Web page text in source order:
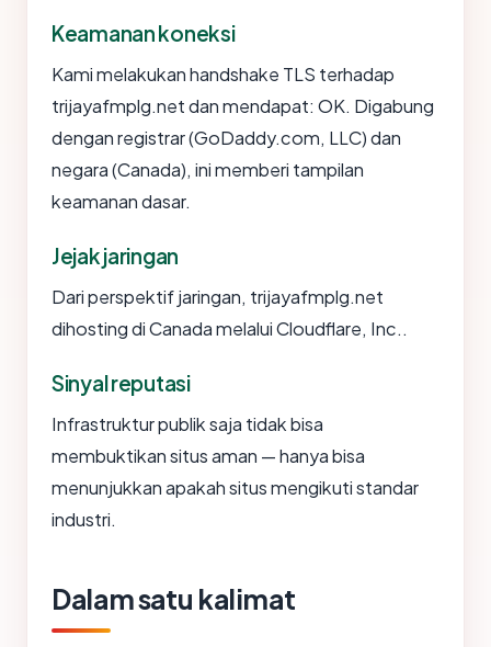
Keamanan koneksi
Kami melakukan handshake TLS terhadap
trijayafmplg.net dan mendapat: OK. Digabung
dengan registrar (GoDaddy.com, LLC) dan
negara (Canada), ini memberi tampilan
keamanan dasar.
Jejak jaringan
Dari perspektif jaringan, trijayafmplg.net
dihosting di Canada melalui Cloudflare, Inc..
Sinyal reputasi
Infrastruktur publik saja tidak bisa
membuktikan situs aman — hanya bisa
menunjukkan apakah situs mengikuti standar
industri.
Dalam satu kalimat